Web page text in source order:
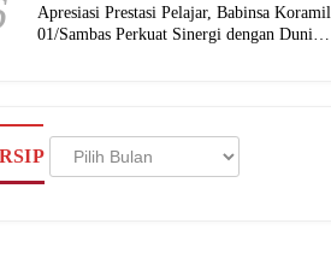
Apresiasi Prestasi Pelajar, Babinsa Koramil
01/Sambas Perkuat Sinergi dengan Dunia
Arsip